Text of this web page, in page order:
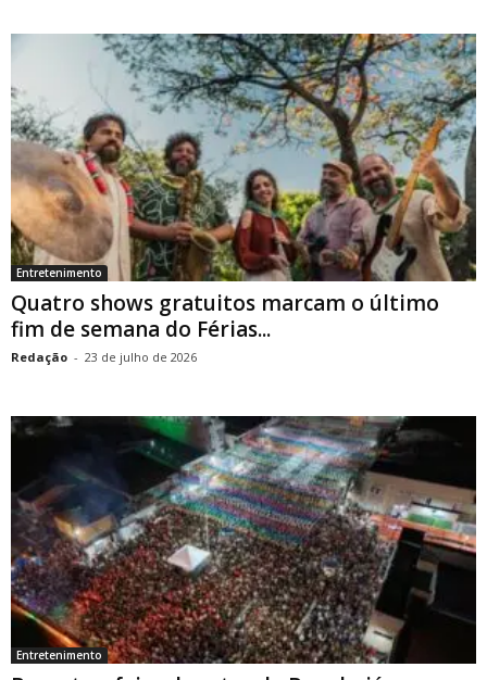
Entretenimento
Quatro shows gratuitos marcam o último
fim de semana do Férias...
Redação - 23 de julho de 2026
Entretenimento